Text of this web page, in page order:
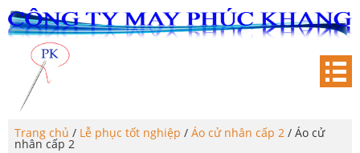
Trang chủ / Lễ phục tốt nghiệp / Áo cử nhân cấp 2 / Áo cử
nhân cấp 2